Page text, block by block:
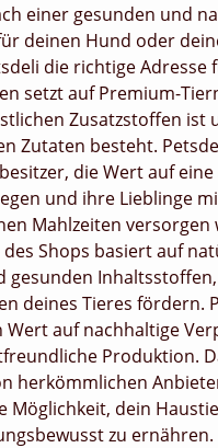
einer gesunden und
deinen Hund oder
die richtige Adresse
setzt auf Premium-
Zusatzstoffen ist
Zutaten besteht.
die Wert auf
und ihre Lieblinge
Mahlzeiten versorgen
Shops basiert auf
gesunden
deines Tieres fördern.
Wert auf nachhaltige
Produktion.
herkömmlichen
Möglichkeit, dein
zu ernähren.